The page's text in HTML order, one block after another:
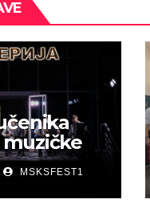
scena“
MSKSFEST1